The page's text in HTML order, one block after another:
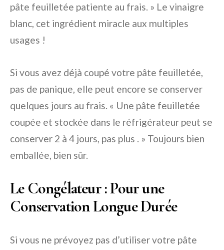
pâte feuilletée patiente au frais. » Le vinaigre
blanc, cet ingrédient miracle aux multiples
usages !
Si vous avez déjà coupé votre pâte feuilletée,
pas de panique, elle peut encore se conserver
quelques jours au frais. « Une pâte feuilletée
coupée et stockée dans le réfrigérateur peut se
conserver 2 à 4 jours, pas plus . » Toujours bien
emballée, bien sûr.
Le Congélateur : Pour une
Conservation Longue Durée
Si vous ne prévoyez pas d’utiliser votre pâte